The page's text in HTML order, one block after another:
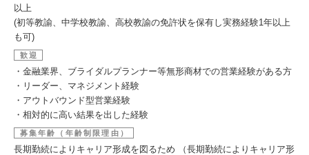
以上
(初等教諭、中学校教諭、高校教諭の免許状を保有し実務経験1年以上
も可)
歓迎
・金融業界、ブライダルプランナー等無形商材での営業経験がある方
・リーダー、マネジメント経験
・アウトバウンド型営業経験
・相対的に高い結果を出した経験
募集年齢（年齢制限理由）
長期勤続によりキャリア形成を図るため （長期勤続によりキャリア形